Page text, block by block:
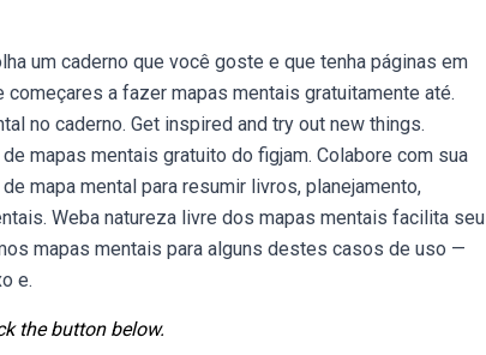
um caderno que você goste e que tenha páginas em
a fazer mapas mentais gratuitamente até.
no caderno. Get inspired and try out new things.
mapas mentais gratuito do figjam. Colabore com sua
mapa mental para resumir livros, planejamento,
Weba natureza livre dos mapas mentais facilita seu
mapas mentais para alguns destes casos de uso —
e.
the button below.